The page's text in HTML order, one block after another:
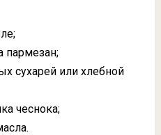
пармезан;
сухарей или хлебной
чеснока;